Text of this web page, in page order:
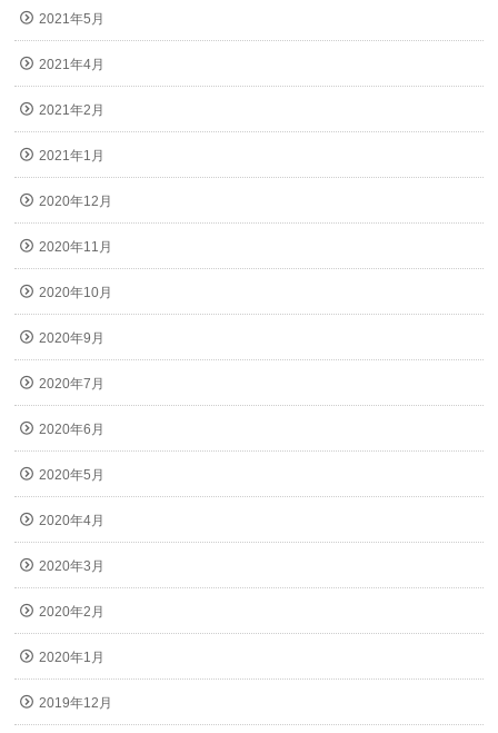
2021年5月
2021年4月
2021年2月
2021年1月
2020年12月
2020年11月
2020年10月
2020年9月
2020年7月
2020年6月
2020年5月
2020年4月
2020年3月
2020年2月
2020年1月
2019年12月